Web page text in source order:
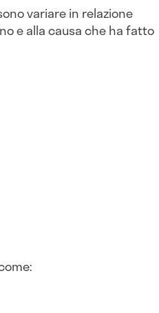
variare in relazione
e alla causa che ha fatto